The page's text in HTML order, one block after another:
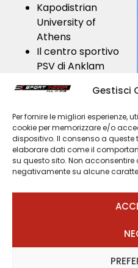
Gestisci
Per fornire le migliori esperienze,
cookie per memorizzare e/o
dispositivo. Il consenso a
elaborare dati come il
su questo sito. Non acconsentire
negativamente su alcune
Kapodistrian
University of
Athens
Il centro sportivo
PSV di Anklam
Service di Utrecht
di Amsterdam
Giocampus del
Cus di Parma
Università degli
Lavori nel mondo dello